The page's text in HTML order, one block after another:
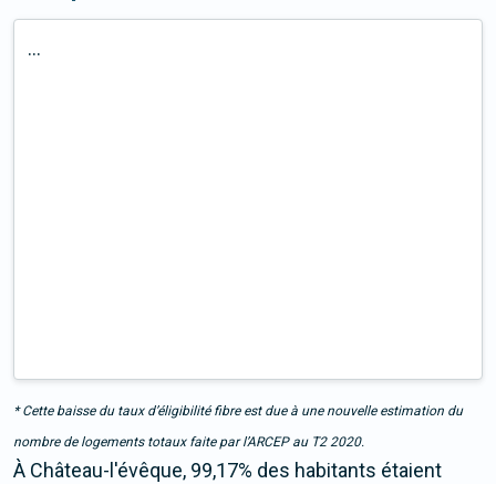
...
* Cette baisse du taux d’éligibilité fibre est due à une nouvelle estimation du
nombre de logements totaux faite par l’ARCEP au T2 2020.
À Château-l'évêque, 99,17% des habitants étaient